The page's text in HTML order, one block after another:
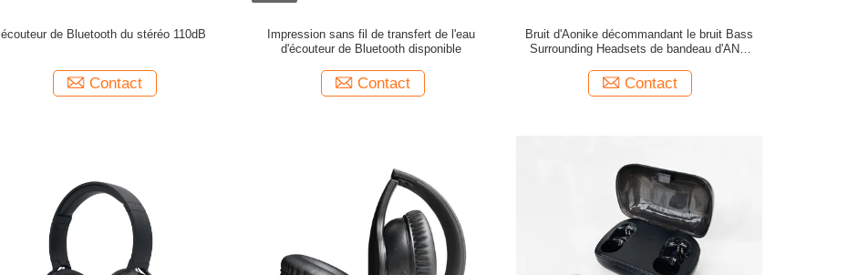
écouteur de Bluetooth du stéréo 110dB
Contact
Impression sans fil de transfert de l'eau
d'écouteur de Bluetooth disponible
Contact
Bruit d'Aonike décommandant le bruit Bass
Surrounding Headsets de bandeau d'ANC
Contact